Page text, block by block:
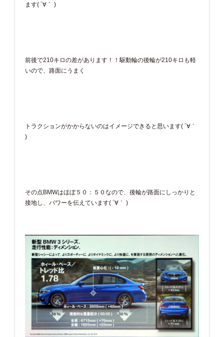
ます( ´∀｀ )
前後で210キロの差があります！！駆動輪の後輪が210キロも軽
いので、路面にうまく
トラクションがかからないのはイメージできると思います( ´∀｀
)
その点BMWはほぼ５０：５０なので、後輪が路面にしっかりと
接地し、パワーを伝えています( ´∀｀ )